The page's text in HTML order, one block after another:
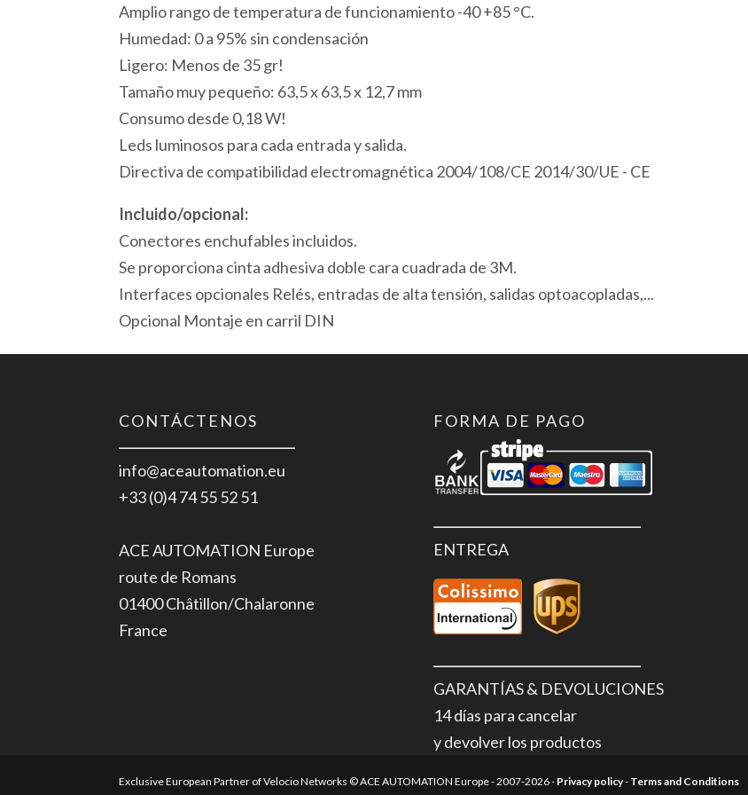
Amplio rango de temperatura de funcionamiento -40 +85 °C.
Humedad: 0 a 95% sin condensación
Ligero: Menos de 35 gr!
Tamaño muy pequeño: 63,5 x 63,5 x 12,7 mm
Consumo desde 0,18 W!
Leds luminosos para cada entrada y salida.
Directiva de compatibilidad electromagnética 2004/108/CE 2014/30/UE - CE
Incluido/opcional:
Conectores enchufables incluidos.
Se proporciona cinta adhesiva doble cara cuadrada de 3M.
Interfaces opcionales Relés, entradas de alta tensión, salidas optoacopladas,...
Opcional Montaje en carril DIN
CONTÁCTENOS
info@aceautomation.eu
+33 (0)4 74 55 52 51
ACE AUTOMATION Europe
route de Romans
01400 Châtillon/Chalaronne
France
FORMA DE PAGO
ENTREGA
GARANTÍAS & DEVOLUCIONES
14 días para cancelar
y devolver los productos
Exclusive European Partner of Velocio Networks © ACE AUTOMATION Europe - 2007-2026 - Privacy policy- Terms and Conditions